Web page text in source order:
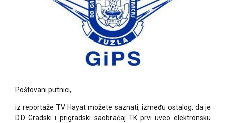
Poštovani putnici,
iz reportaže TV Hayat možete saznati, između ostalog, da je
D.D Gradski i prigradski saobraćaj TK prvi uveo elektronsku